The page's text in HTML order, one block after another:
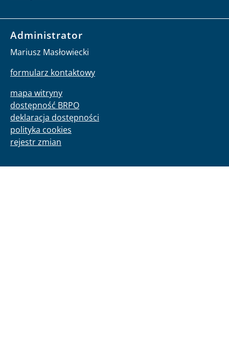
Administrator
Mariusz Masłowiecki
formularz kontaktowy
mapa witryny
dostępność BRPO
deklaracja dostępności
polityka cookies
rejestr zmian